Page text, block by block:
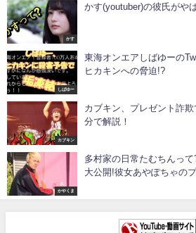
かす
かす(youtuber)の彼氏がや
しばゆー
東海オンエアしばゆーの
ヒカキンへの脅迫!?
カブキン
カブキン、プレゼント詐
分で解説！
かやくま
多村家の日常たむちんっ
大公開!彼女あやぽちゃの